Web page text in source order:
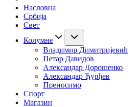
Насловна
Србија
Свет
Колумне
Владимир Димитријевић
Петар Давидов
Александар Дорошенко
Александар Ђурђев
Преносимо
Спорт
Магазин